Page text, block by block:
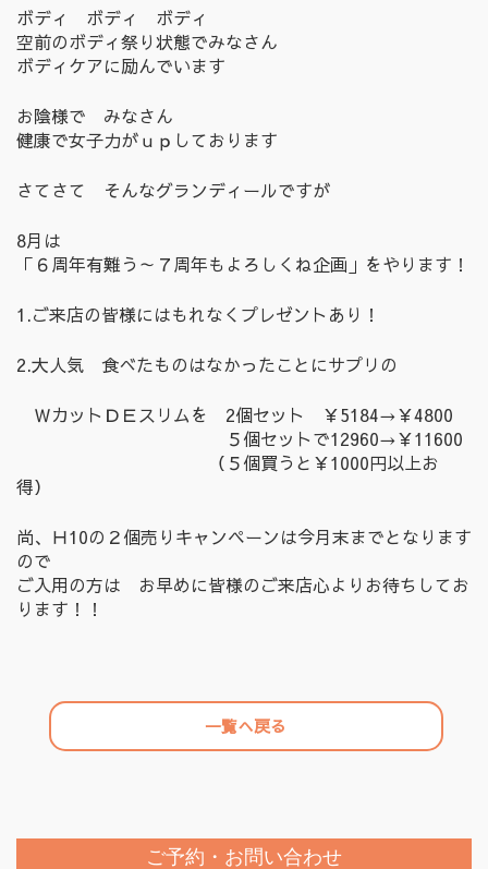
ボディ ボディ ボディ
空前のボディ祭り状態でみなさん
ボディケアに励んでいます
お陰様で みなさん
健康で女子力がｕｐしております
さてさて そんなグランディールですが
8月は
「６周年有難う～７周年もよろしくね企画」をやります！
1.ご来店の皆様にはもれなくプレゼントあり！
2.大人気 食べたものはなかったことにサプリの
ＷカットＤＥスリムを 2個セット ￥5184→￥4800
５個セットで12960→￥11600
（５個買うと￥1000円以上お
得）
尚、Ｈ10の２個売りキャンペーンは今月末までとなります
ので
ご入用の方は お早めに皆様のご来店心よりお待ちしてお
ります！！
一覧へ戻る
ご予約・お問い合わせ